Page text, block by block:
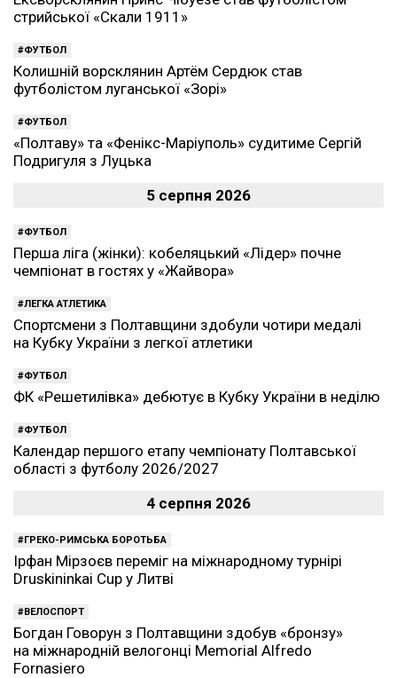
стрийської «Скали 1911»
ФУТБОЛ
Колишній ворсклянин Артём Сердюк став
футболістом луганської «Зорі»
ФУТБОЛ
«Полтаву» та «Фенікс-Маріуполь» судитиме Сергій
Подригуля з Луцька
5 серпня 2026
ФУТБОЛ
Перша ліга (жінки): кобеляцький «Лідер» почне
чемпіонат в гостях у «Жайвора»
ЛЕГКА АТЛЕТИКА
Спортсмени з Полтавщини здобули чотири медалі
на Кубку України з легкої атлетики
ФУТБОЛ
ФК «Решетилівка» дебютує в Кубку України в неділю
ФУТБОЛ
Календар першого етапу чемпіонату Полтавської
області з футболу 2026/2027
4 серпня 2026
ГРЕКО-РИМСЬКА БОРОТЬБА
Ірфан Мірзоєв переміг на міжнародному турнірі
Druskininkai Cup у Литві
ВЕЛОСПОРТ
Богдан Говорун з Полтавщини здобув «бронзу»
на міжнародній велогонці Memorial Alfredo
Fornasiero